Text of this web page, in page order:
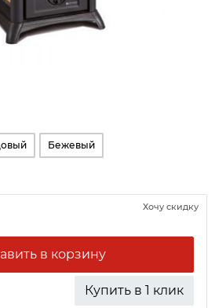
Бежевый
в корзину
Купить в 1 клик
Хочу скидку